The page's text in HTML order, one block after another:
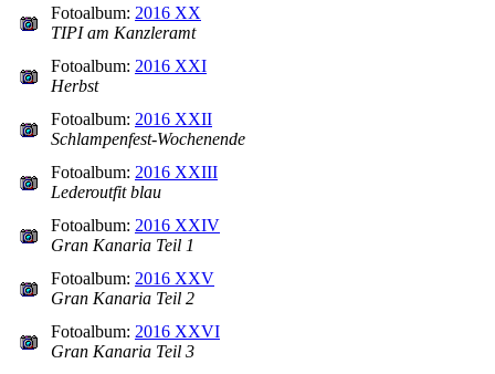
Fotoalbum: 2016 XX
TIPI am Kanzleramt
Fotoalbum: 2016 XXI
Herbst
Fotoalbum: 2016 XXII
Schlampenfest-Wochenende
Fotoalbum: 2016 XXIII
Lederoutfit blau
Fotoalbum: 2016 XXIV
Gran Kanaria Teil 1
Fotoalbum: 2016 XXV
Gran Kanaria Teil 2
Fotoalbum: 2016 XXVI
Gran Kanaria Teil 3